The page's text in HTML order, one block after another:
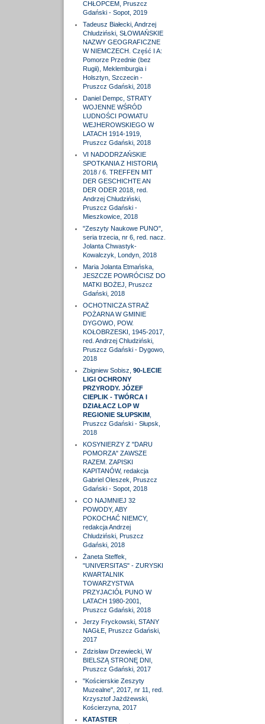
CHŁOPCEM, Pruszcz
Gdański - Sopot, 2019
Tadeusz Białecki, Andrzej
Chludziński, SŁOWIAŃSKIE
NAZWY GEOGRAFICZNE
W NIEMCZECH. Część I A:
Pomorze Przednie (bez
Rugii), Meklemburgia i
Holsztyn, Szczecin -
Pruszcz Gdański, 2018
Daniel Dempc, STRATY
WOJENNE WŚRÓD
LUDNOŚCI POWIATU
WEJHEROWSKIEGO W
LATACH 1914-1919,
Pruszcz Gdański, 2018
VI NADODRZAŃSKIE
SPOTKANIA Z HISTORIĄ
2018 / 6. TREFFEN MIT
DER GESCHICHTE AN
DER ODER 2018, red.
Andrzej Chludziński,
Pruszcz Gdański -
Mieszkowice, 2018
"Zeszyty Naukowe PUNO",
seria trzecia, nr 6, red. nacz.
Jolanta Chwastyk-
Kowalczyk, Londyn, 2018
Maria Jolanta Etmańska,
JESZCZE POWRÓCISZ DO
MATKI BOŻEJ, Pruszcz
Gdański, 2018
OCHOTNICZA STRAŻ
POŻARNA W GMINIE
DYGOWO, POW.
KOŁOBRZESKI, 1945-2017,
red. Andrzej Chludziński,
Pruszcz Gdański - Dygowo,
2018
Zbigniew Sobisz, 90-LECIE
LIGI OCHRONY
PRZYRODY. JÓZEF
CIEPLIK - TWÓRCA I
DZIAŁACZ LOP W
REGIONIE SŁUPSKIM,
Pruszcz Gdański - Słupsk,
2018
KOSYNIERZY Z "DARU
POMORZA" ZAWSZE
RAZEM. ZAPISKI
KAPITANÓW, redakcja
Gabriel Oleszek, Pruszcz
Gdański - Sopot, 2018
CO NAJMNIEJ 32
POWODY, ABY
POKOCHAĆ NIEMCY,
redakcja Andrzej
Chludziński, Pruszcz
Gdański, 2018
Żaneta Steffek,
"UNIVERSITAS" - ZURYSKI
KWARTALNIK
TOWARZYSTWA
PRZYJACIÓŁ PUNO W
LATACH 1980-2001,
Pruszcz Gdański, 2018
Jerzy Fryckowski, STANY
NAGŁE, Pruszcz Gdański,
2017
Zdzisław Drzewiecki, W
BIELSZĄ STRONĘ DNI,
Pruszcz Gdański, 2017
"Kościerskie Zeszyty
Muzealne", 2017, nr 11, red.
Krzysztof Jażdżewski,
Kościerzyna, 2017
KATASTER